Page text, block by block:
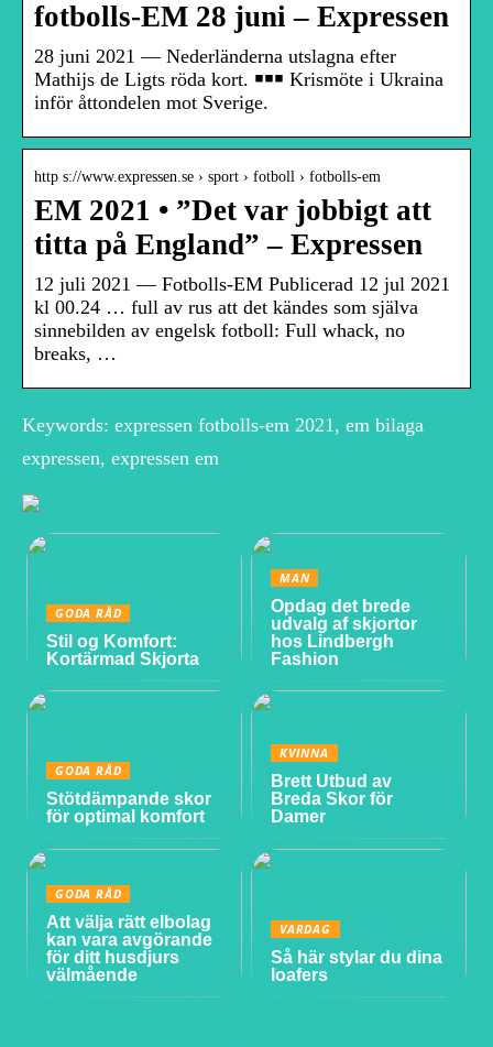
fotbolls-EM 28 juni – Expressen
28 juni 2021 — Nederländerna utslagna efter
Mathijs de Ligts röda kort. ￭￭￭ Krismöte i Ukraina
inför åttondelen mot Sverige.
http s://www.expressen.se › sport › fotboll › fotbolls-em
EM 2021 • ”Det var jobbigt att
titta på England” – Expressen
12 juli 2021 — Fotbolls-EM Publicerad 12 jul 2021
kl 00.24 … full av rus att det kändes som själva
sinnebilden av engelsk fotboll: Full whack, no
breaks, …
Keywords: expressen fotbolls-em 2021, em bilaga
expressen, expressen em
GODA RÅD
Stil og Komfort:
Kortärmad Skjorta
MAN
Opdag det brede
udvalg af skjortor
hos Lindbergh
Fashion
GODA RÅD
Stötdämpande skor
för optimal komfort
KVINNA
Brett Utbud av
Breda Skor för
Damer
GODA RÅD
Att välja rätt elbolag
kan vara avgörande
för ditt husdjurs
välmående
VARDAG
Så här stylar du dina
loafers